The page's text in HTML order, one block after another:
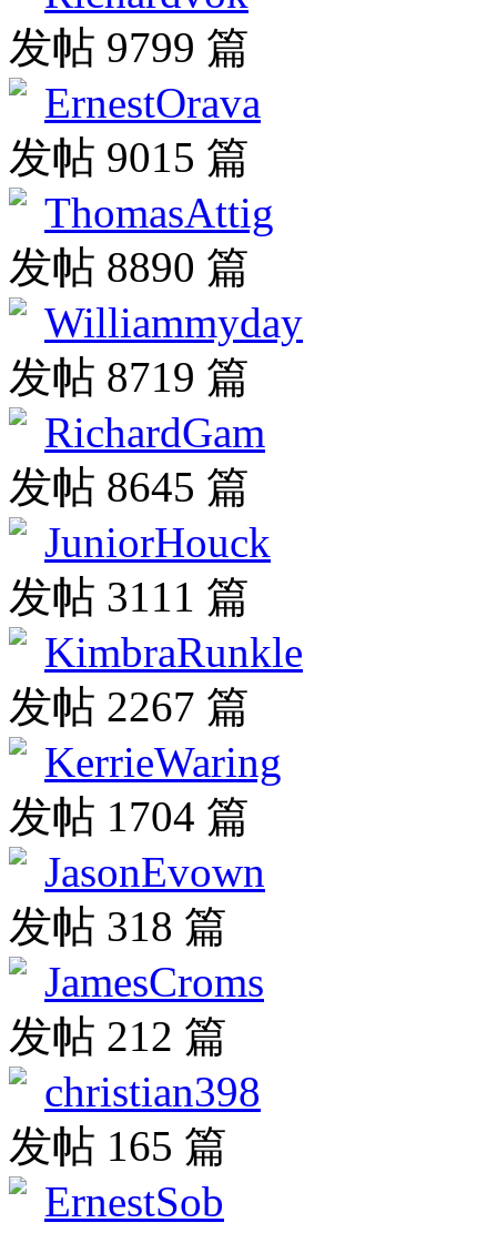
发帖 9799 篇
ErnestOrava
发帖 9015 篇
ThomasAttig
发帖 8890 篇
Williammyday
发帖 8719 篇
RichardGam
发帖 8645 篇
JuniorHouck
发帖 3111 篇
KimbraRunkle
发帖 2267 篇
KerrieWaring
发帖 1704 篇
JasonEvown
发帖 318 篇
JamesCroms
发帖 212 篇
christian398
发帖 165 篇
ErnestSob